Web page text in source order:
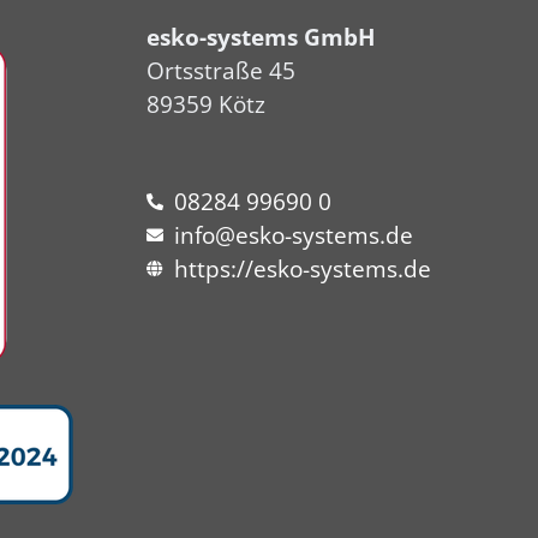
esko-systems GmbH
Ortsstraße 45
89359 Kötz
08284 99690 0
info@esko-systems.de
https://esko-systems.de